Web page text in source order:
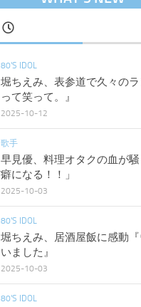
80'S IDOL
堀ちえみ、表参道で久々の
って笑って。』
2025-10-12
歌手
早見優、料理オタクの血が騒
癖になる！！」
2025-10-03
80'S IDOL
堀ちえみ、居酒屋飯に感動
いました』
2025-10-03
80'S IDOL